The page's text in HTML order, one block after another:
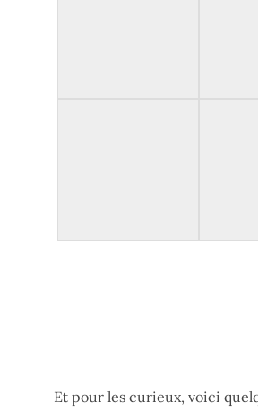
Et pour les curieux, voici